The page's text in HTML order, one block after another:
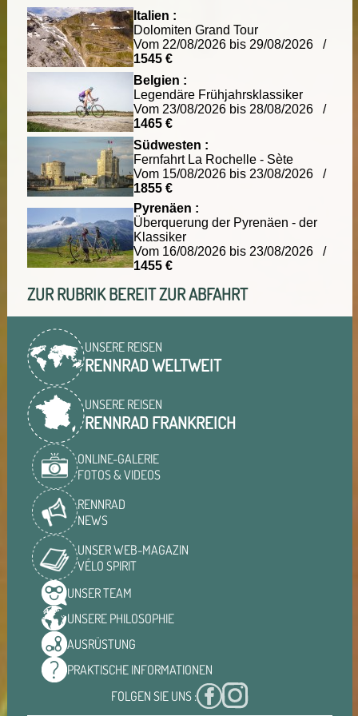
Italien :
Dolomiten Grand Tour
Vom 22/08/2026 bis 29/08/2026 /
1545 €
Belgien :
Legendäre Frühjahrsklassiker
Vom 23/08/2026 bis 28/08/2026 /
1465 €
Südwesten :
Fernfahrt La Rochelle - Sète
Vom 15/08/2026 bis 23/08/2026 /
1855 €
Pyrenäen :
Überquerung der Pyrenäen - der
Klassiker
Vom 16/08/2026 bis 23/08/2026 /
1455 €
ZUR RUBRIK BEREIT ZUR ABFAHRT
UNSERE REISEN
RENNRAD WELTWEIT
UNSERE REISEN
RENNRAD FRANKREICH
ONLINE-GALERIE
FOTOS & VIDEOS
RENNRAD
NEWS
UNSER WEB-MAGAZIN
VÉLO SPIRIT
UNSERTEAM
UNSERE PHILOSOPHIE
AUSRÜSTUNG
PRAKTISCHE INFORMATIONEN
FOLGEN SIE UNS :